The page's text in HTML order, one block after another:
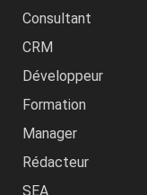
Consultant
CRM
Développeur
Formation
Manager
Rédacteur
SEA